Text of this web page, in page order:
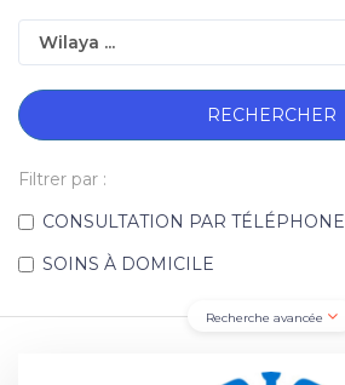
RECHERCHER
Filtrer par :
CONSULTATION PAR TÉLÉPHONE
SOINS À DOMICILE
Recherche avancée